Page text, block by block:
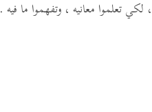
، لكي تعلموا معانيه ، وتفهموا ما فيه .